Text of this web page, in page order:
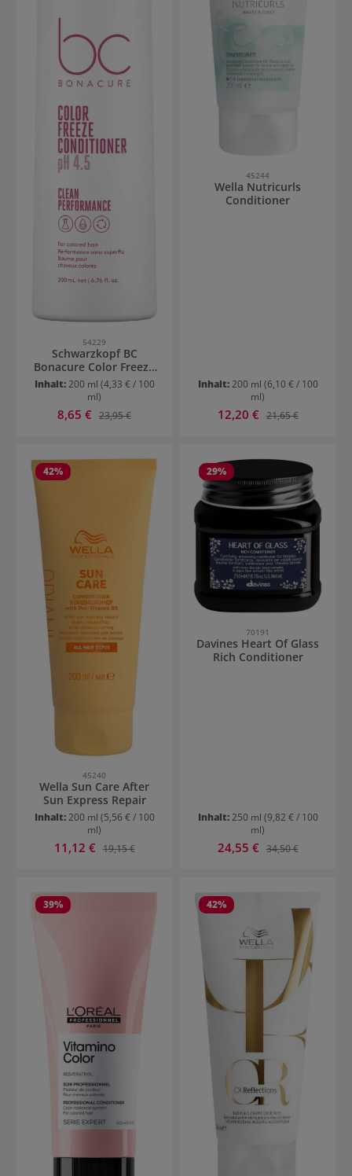
54229
Schwarzkopf BC
Bonacure Color Freeze
Conditioner
Inhalt:200 ml (4,33 € / 100
ml)
Verkaufspreis:
8,65 € Regulärer Preis:
23,95 €
45244
Wella Nutricurls
Conditioner
Inhalt:200 ml (6,10 € / 100
ml)
Verkaufspreis:
12,20 € Regulärer Preis:
21,65 €
42%
45240
Wella Sun Care After
Sun Express Repair
Inhalt:200 ml (5,56 € / 100
ml)
Verkaufspreis:
11,12 € Regulärer Preis:
19,15 €
29%
70191
Davines Heart Of Glass
Rich Conditioner
Inhalt:250 ml (9,82 € / 100
ml)
Verkaufspreis:
24,55 € Regulärer Preis:
34,50 €
39% 42%